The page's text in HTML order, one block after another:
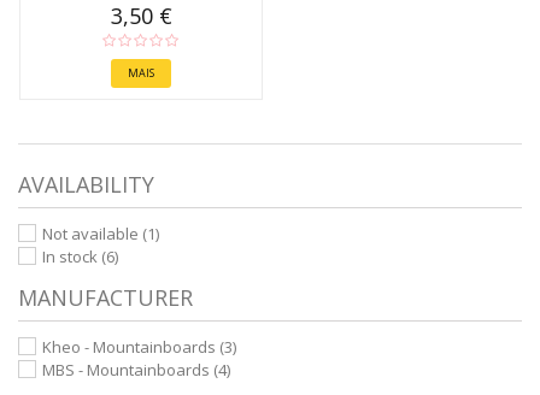
3,50 €
MAIS
AVAILABILITY
Not available (1)
In stock (6)
MANUFACTURER
Kheo - Mountainboards (3)
MBS - Mountainboards (4)